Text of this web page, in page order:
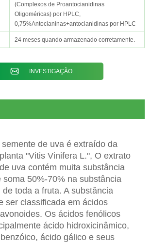
(Complexos de Proantocianidinas
Oligoméricas) por HPLC,
0,75%Antocianinas+antocianidinas por HPLC
24 meses quando armazenado corretamente.
INVESTIGAÇÃO
de uva é extraído da
"Vitis Vinifera L.", O extrato
uva contém muita substância
soma 50%-70% na substância
toda a fruta. A substância
ser classificada em ácidos
Os ácidos fenólicos
ácido hidroxicinâmico,
ácido gálico e seus